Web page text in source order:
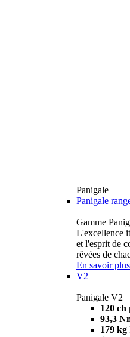
Panigale
Panigale
Gamme
L'excellence
et l'esprit de
rêvées de
En savoir plus
V2
Panigale V2
120 ch
93,3
179 kg